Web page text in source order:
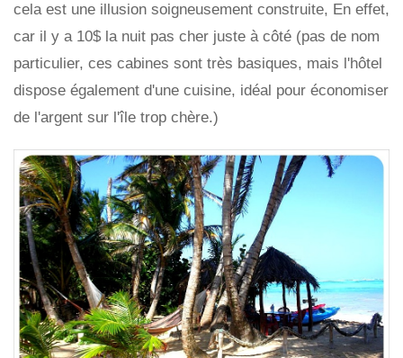
cela est une illusion soigneusement construite, En effet,
car il y a 10$ la nuit pas cher juste à côté (pas de nom
particulier, ces cabines sont très basiques, mais l'hôtel
dispose également d'une cuisine, idéal pour économiser
de l'argent sur l'île trop chère.)